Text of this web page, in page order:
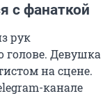
с фанаткой
рук
Девушка
на сцене.
канале